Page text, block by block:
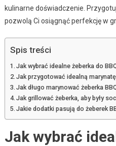
kulinarne doświadczenie.
pozwolą Ci osiągnąć perfekcję w
Spis treści
Jak wybrać idealne żeberka do
Jak przygotować idealną
Jak długo marynować żeberka
Jak grillować żeberka, aby były
Jakie dodatki pasują do żeberek
Jak wybrać